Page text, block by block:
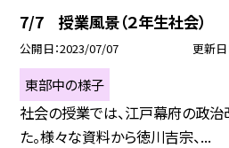
7/7 授業風景（２年生社会）
公開日 2023/07/07 更新日
東部中の様子
社会の授業では、江戸幕府の政
た。様々な資料から徳川吉宗、...